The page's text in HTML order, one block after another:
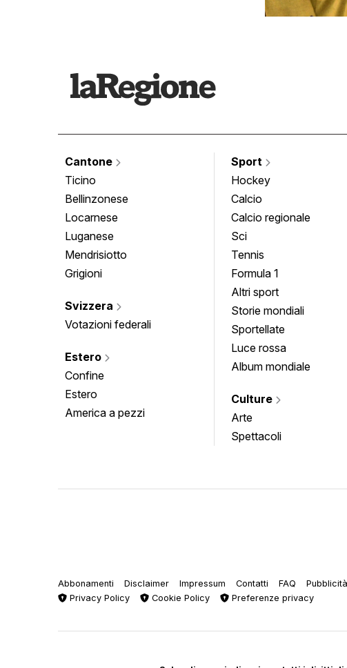
Cantone
Ticino
Bellinzonese
Locarnese
Luganese
Mendrisiotto
Grigioni
Svizzera
Votazioni federali
Estero
Confine
Estero
America a pezzi
Sport
Hockey
Calcio
Calcio regionale
Sci
Tennis
Formula 1
Altri sport
Storie mondiali
Sportellate
Luce rossa
Album mondiale
Culture
Arte
Spettacoli
Abbonamenti Disclaimer Impressum Contatti FAQ Pubblicità
Privacy Policy
Cookie Policy Preferenze privacy